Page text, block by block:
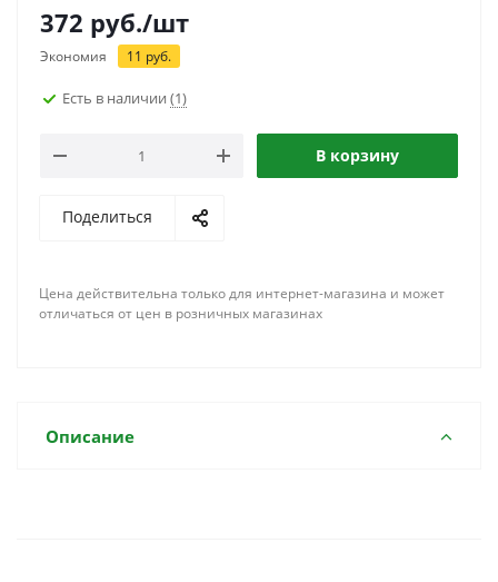
372 руб./шт
Экономия 11 руб.
Есть в наличии (1)
В корзину
Поделиться
Цена действительна только для интернет-магазина и может
отличаться от цен в розничных магазинах
Описание